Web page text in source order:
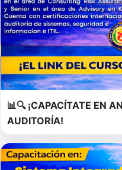
📊🔍 ¡CAPACÍTATE EN
AUDITORÍA!